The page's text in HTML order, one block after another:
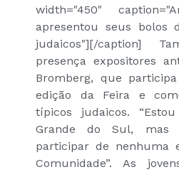
width="450"
apresentou seus bolos
judaicos"][/caption]
presença expositores
Bromberg, que
edição da Feira e
típicos judaicos.
Grande do Sul, mas
participar de nenhuma
Comunidade”. As